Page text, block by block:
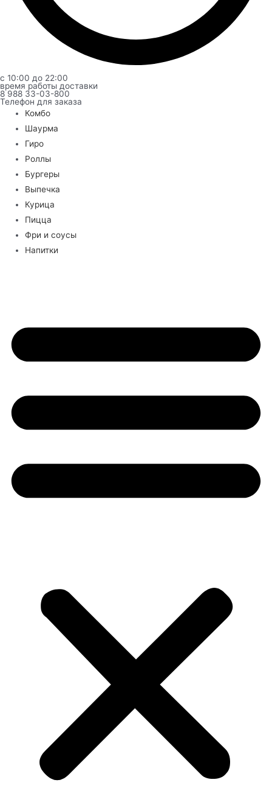
с 10:00 до 22:00
время работы доставки
8 988 33-03-800
Телефон для заказа
Комбо
Шаурма
Гиро
Роллы
Бургеры
Выпечка
Курица
Пицца
Фри и соусы
Напитки